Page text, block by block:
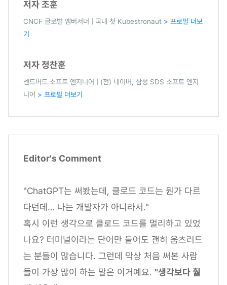
저자 조훈
CNCF 글로벌 앰버서더 | 국내 첫 Kubestronaut > 프로필 더보
기
저자 정찬훈
센드버드 소프트 엔지니어 | (전) 네이버, 삼성 SDS 소프트 엔지
니어 > 프로필 더보기
Editor's Comment
"ChatGPT는 써봤는데, 클로드 코드는 뭔가 다르
다던데… 나는 개발자가 아니라서."
혹시 이런 생각으로 클로드 코드를 멀리하고 있었
나요? 터미널이라는 단어만 들어도 괜히 움츠러드
는 분들이 많습니다. 그런데 막상 처음 써본 사람
들이 가장 많이 하는 말은 이거예요. "생각보다 훨